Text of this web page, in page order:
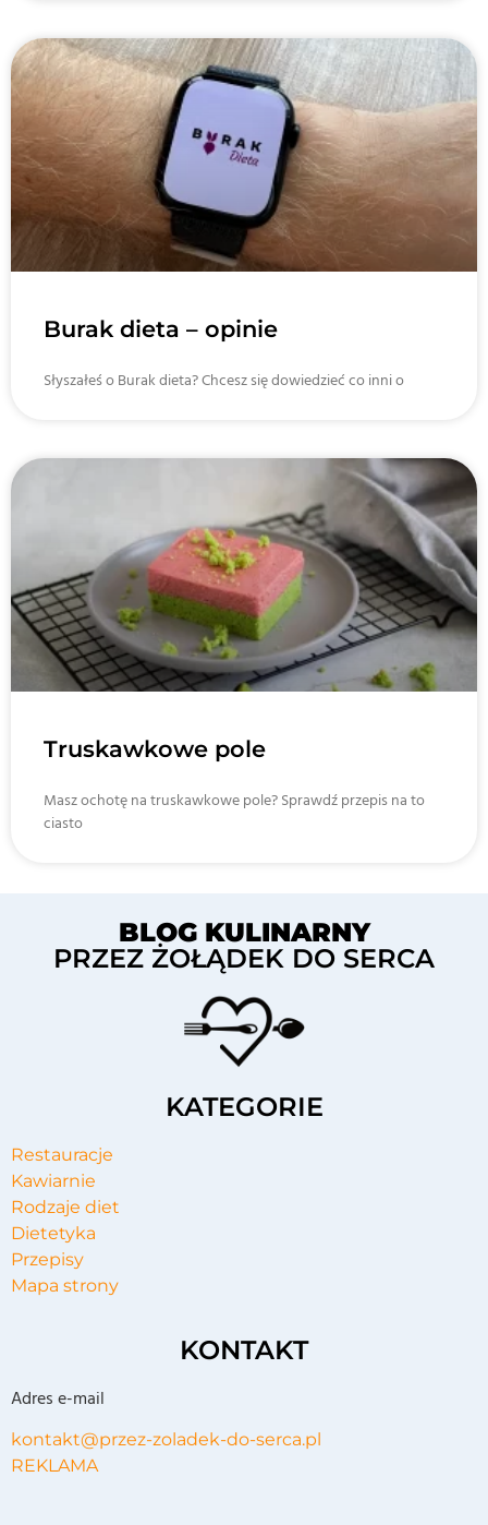
Burak dieta – opinie
Słyszałeś o Burak dieta? Chcesz się dowiedzieć co inni o
Truskawkowe pole
Masz ochotę na truskawkowe pole? Sprawdź przepis na to
ciasto
BLOG KULINARNY
PRZEZ ŻOŁĄDEK DO SERCA
KATEGORIE
Restauracje
Kawiarnie
Rodzaje diet
Dietetyka
Przepisy
Mapa strony
KONTAKT
Adres e-mail
kontakt@przez-zoladek-do-serca.pl
REKLAMA